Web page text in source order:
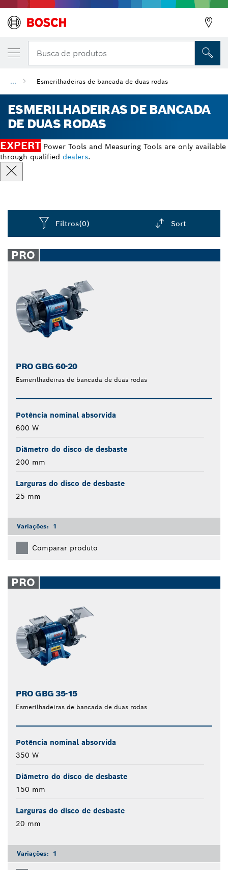
Busca de produtos
... Esmerilhadeiras de bancada de duas rodas
ESMERILHADEIRAS DE BANCADA
DE DUAS RODAS
EXPERT Power Tools and Measuring Tools are only available
through qualified dealers.
Filtros(0) Sort
closed
PRO
PRO GBG 60-20
Esmerilhadeiras de bancada de duas rodas
Potência nominal absorvida
600 W
Diâmetro do disco de desbaste
200 mm
Larguras do disco de desbaste
25 mm
Variações: 1
Comparar produto
PRO
PRO GBG 35-15
Esmerilhadeiras de bancada de duas rodas
Potência nominal absorvida
350 W
Diâmetro do disco de desbaste
150 mm
Larguras do disco de desbaste
20 mm
Variações: 1